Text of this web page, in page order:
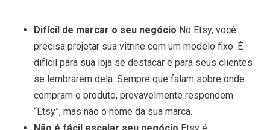
Difícil de marcar o seu negócio No Etsy, você
precisa projetar sua vitrine com um modelo fixo. É
difícil para sua loja se destacar e para seus clientes
se lembrarem dela. Sempre que falam sobre onde
compram o produto, provavelmente respondem
“Etsy”, mas não o nome da sua marca.